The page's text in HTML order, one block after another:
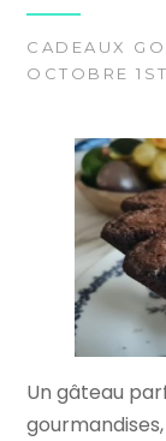
CADEAUX
OCTOBRE
Un gâteau